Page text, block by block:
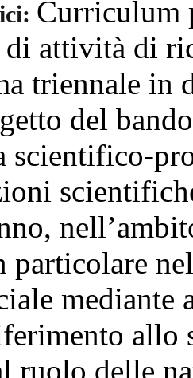
Curriculum
attività di
triennale in
del
scientifico-
particolare
allo
ruolo delle